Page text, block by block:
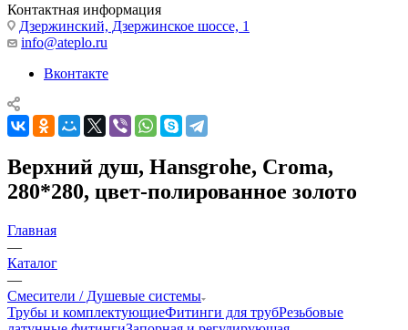
Контактная информация
Дзержинский, Дзержинское шоссе, 1
info@ateplo.ru
Вконтакте
Верхний душ, Hansgrohe, Croma,
280*280, цвет-полированное золото
Главная
—
Каталог
—
Смесители / Душевые системы
Трубы и комплектующиеФитинги для трубРезьбовые